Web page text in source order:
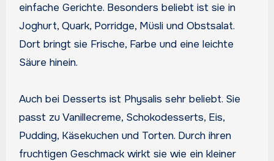
einfache Gerichte. Besonders beliebt ist sie in
Joghurt, Quark, Porridge, Müsli und Obstsalat.
Dort bringt sie Frische, Farbe und eine leichte
Säure hinein.
Auch bei Desserts ist Physalis sehr beliebt. Sie
passt zu Vanillecreme, Schokodesserts, Eis,
Pudding, Käsekuchen und Torten. Durch ihren
fruchtigen Geschmack wirkt sie wie ein kleiner